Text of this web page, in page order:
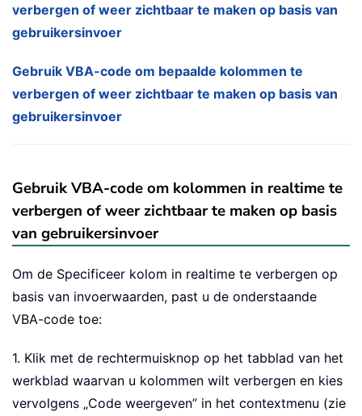
verbergen of weer zichtbaar te maken op basis van
gebruikersinvoer
Gebruik VBA-code om bepaalde kolommen te
verbergen of weer zichtbaar te maken op basis van
gebruikersinvoer
Gebruik VBA-code om kolommen in realtime te
verbergen of weer zichtbaar te maken op basis
van gebruikersinvoer
Om de Specificeer kolom in realtime te verbergen op
basis van invoerwaarden, past u de onderstaande
VBA-code toe:
1. Klik met de rechtermuisknop op het tabblad van het
werkblad waarvan u kolommen wilt verbergen en kies
vervolgens „Code weergeven” in het contextmenu (zie